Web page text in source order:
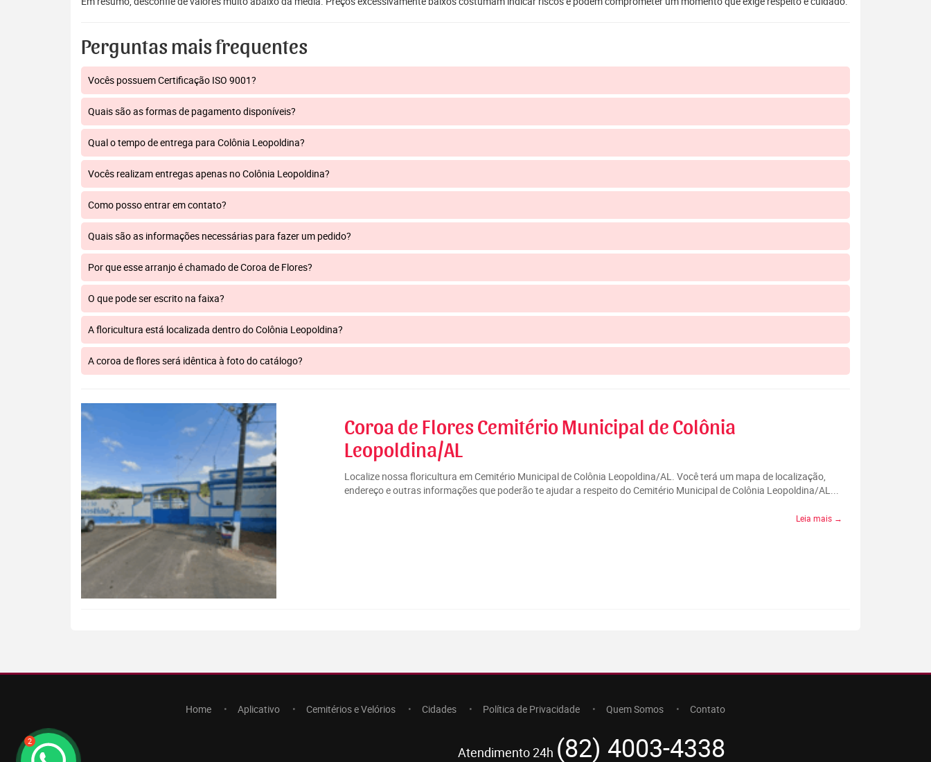
2
Perguntas mais frequentes
Vocês possuem Certificação ISO 9001?
Quais são as formas de pagamento disponíveis?
Qual o tempo de entrega para Colônia Leopoldina?
Vocês realizam entregas apenas no Colônia Leopoldina?
Como posso entrar em contato?
Quais são as informações necessárias para fazer um pedido?
Por que esse arranjo é chamado de Coroa de Flores?
O que pode ser escrito na faixa?
A floricultura está localizada dentro do Colônia Leopoldina?
A coroa de flores será idêntica à foto do catálogo?
Coroa de Flores Cemitério Municipal de Colônia
Leopoldina/AL
Localize nossa floricultura em Cemitério Municipal de Colônia Leopoldina/AL. Você terá um mapa de localização,
endereço e outras informações que poderão te ajudar a respeito do Cemitério Municipal de Colônia Leopoldina/AL...
Leia mais →
Home Aplicativo Cemitérios e Velórios Cidades Política de Privacidade Quem Somos Contato
Atendimento 24h (82) 4003-4338